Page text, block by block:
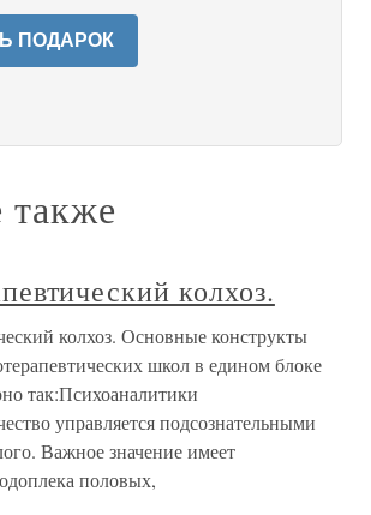
ПОДАРОК
также
колхоз.
колхоз. Основные конструкты
школ в едином блоке
так:Психоаналитики
управляется подсознательными
Важное значение имеет
половых,